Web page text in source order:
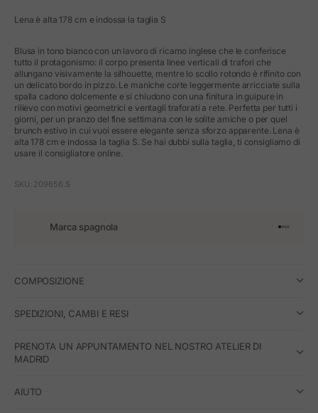
Lena è alta 178 cm e indossa la taglia S
Blusa in tono bianco con un lavoro di ricamo inglese che le conferisce
tutto il protagonismo: il corpo presenta linee verticali di trafori che
allungano visivamente la silhouette, mentre lo scollo rotondo è rifinito con
un delicato bordo in pizzo. Le maniche corte leggermente arricciate sulla
spalla cadono dolcemente e si chiudono con una finitura in guipure in
rilievo con motivi geometrici e ventagli traforati a rete. Perfetta per tutti i
giorni, per un pranzo del fine settimana con le solite amiche o per quel
brunch estivo in cui vuoi essere elegante senza sforzo apparente. Lena è
alta 178 cm e indossa la taglia S. Se hai dubbi sulla taglia, ti consigliamo di
usare il consigliatore online.
SKU: 209656.S
Marca spagnola Vai
Vai
Vai
Vai
COMPOSIZIONE
SPEDIZIONI, CAMBI E RESI
PRENOTA UN APPUNTAMENTO NEL NOSTRO ATELIER DI
MADRID
AIUTO